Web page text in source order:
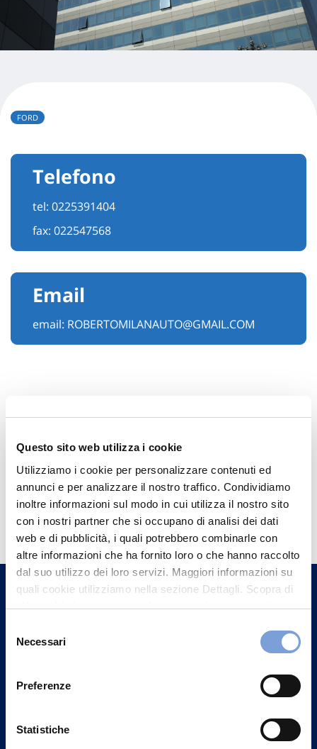
Questo sito web utilizza i cookie
Utilizziamo i cookie per personalizzare contenuti ed
annunci e per analizzare il nostro traffico. Condividiamo
inoltre informazioni sul modo in cui utilizza il nostro sito
con i nostri partner che si occupano di analisi dei dati
web e di pubblicità, i quali potrebbero combinarle con
altre informazioni che ha fornito loro o che hanno raccolto
dal suo utilizzo dei loro servizi. Maggiori informazioni su
quali cookie utilizziamo nella sezione Dettagli. Scopra di
più su chi siamo, come può contattarci e come trattiamo i
può trovare nel footer del sito nella sezione "Informativa
delNecessari
Preferenze
Statistiche
FORD
Telefono
tel: 0225391404
fax: 022547568
Email
email: ROBERTOMILANAUTO@GMAIL.COM
Hai bisogno di
informazioni?
Trova l'Agenzia più vicina a te e parla con
un nostro Agente.
Contattaci